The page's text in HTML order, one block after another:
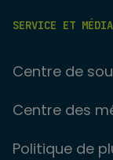
SERVICE ET MÉDIA
Centre de
Centre des
Politique de